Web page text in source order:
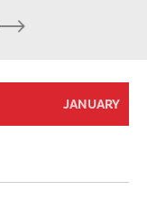
JANUARY